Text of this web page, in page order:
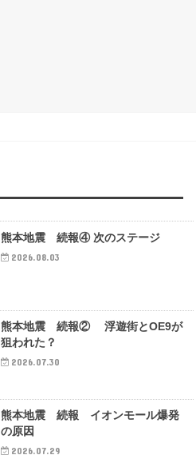
熊本地震 続報④ 次のステージ
2026.08.03
熊本地震 続報② 浮遊街とOE9が
狙われた？
2026.07.30
熊本地震 続報 イオンモール爆発
の原因
2026.07.29